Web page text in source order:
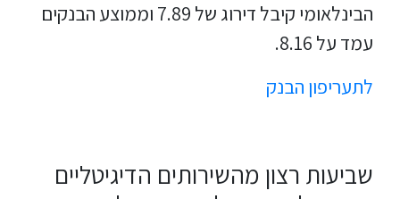
הבינלאומי קיבל דירוג של 7.89 וממוצע הבנקים
עמד על 8.16.
לתעריפון הבנק
שביעות רצון מהשירותים הדיגיטליים